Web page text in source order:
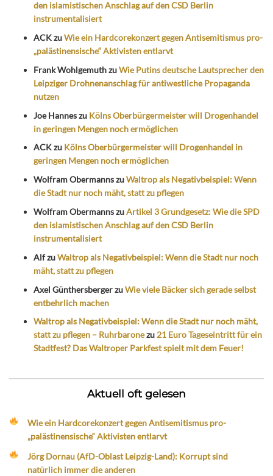
den islamistischen Anschlag auf den CSD Berlin
instrumentalisiert
ACKzuWie ein Hardcorekonzert gegen Antisemitismus pro-
„palästinensische“ Aktivisten entlarvt
Frank WohlgemuthzuWie Putins deutsche Lautsprecher den
Leipziger Drohnenanschlag für antiwestliche Propaganda
nutzen
Joe Hanneszu Kölns Oberbürgermeister will Drogenhandel
in geringen Mengen noch ermöglichen
ACKzu Kölns Oberbürgermeister will Drogenhandel in
geringen Mengen noch ermöglichen
Wolfram ObermannszuWaltrop als Negativbeispiel: Wenn
die Stadt nur noch mäht, statt zu pflegen
Wolfram ObermannszuArtikel 3 Grundgesetz: Wie die SPD
den islamistischen Anschlag auf den CSD Berlin
instrumentalisiert
AlfzuWaltrop als Negativbeispiel: Wenn die Stadt nur noch
mäht, statt zu pflegen
Axel GünthersbergerzuWie viele Bäcker sich gerade selbst
entbehrlich machen
Waltrop als Negativbeispiel: Wenn die Stadt nur noch mäht,
statt zu pflegen – Ruhrbaronezu 21 Euro Tageseintritt für ein
Stadtfest? Das Waltroper Parkfest spielt mit dem Feuer!
Aktuell oft gelesen
Wie ein Hardcorekonzert gegen Antisemitismus pro-
„palästinensische“ Aktivisten entlarvt
Jörg Dornau (AfD-Oblast Leipzig-Land): Korrupt sind
natürlich immer die anderen